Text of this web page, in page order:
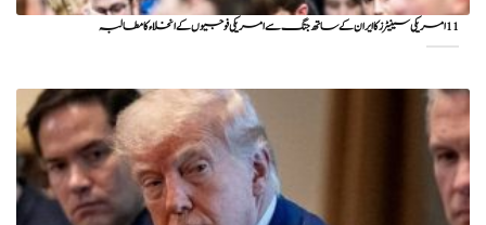
11 امریکی سینیٹرز کا ایران کے ساتھ جنگ سے امریکی فوجیوں کے انخلاء کا مطالبہ